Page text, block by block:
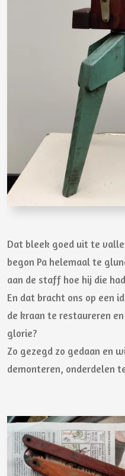
Dat bleek goed uit te
begon Pa helemaal te
aan de staff hoe hij die
En dat bracht ons op een
de kraan te restaureren
glorie?
Zo gezegd zo gedaan en
demonteren, onderdelen